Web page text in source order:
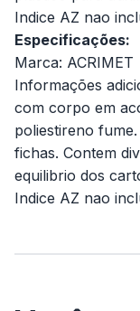
Indice AZ nao
Especificações:
Marca: ACRIMET
Informações
com corpo em
poliestireno
fichas. Contem
equilibrio dos
Indice AZ nao